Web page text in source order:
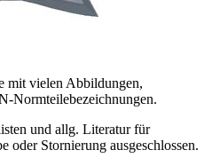
mit vielen Abbildungen,
Normteilebezeichnungen.
und allg. Literatur für
oder Stornierung ausgeschlossen.